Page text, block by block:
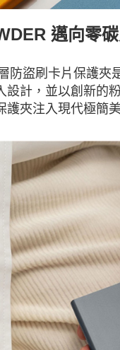
邁向零
防盜刷卡片保護夾
設計，並以創新的
夾注入現代極簡